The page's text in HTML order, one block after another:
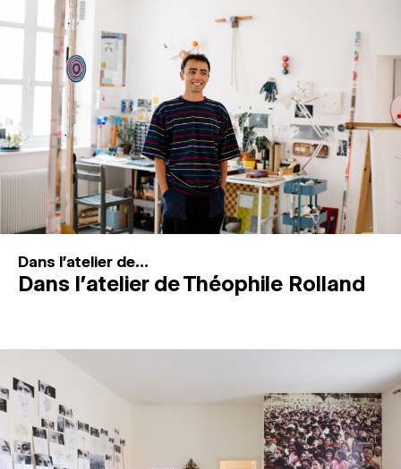
MAGAZINE
ESPACES DE PRATIQUE ARTISTIQUE ↓
Recherche
Connexion
Dans l'atelier de...
Dans l’atelier de Théophile Rolland